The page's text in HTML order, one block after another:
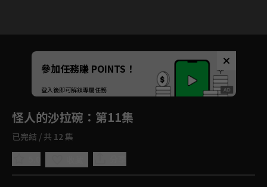
Unmute
如有不便請見諒
參加任務賺 POINTS！
登入後即可解鎖專屬任務
怪人的沙拉碗 ：第11集
已完結 / 共 12 集